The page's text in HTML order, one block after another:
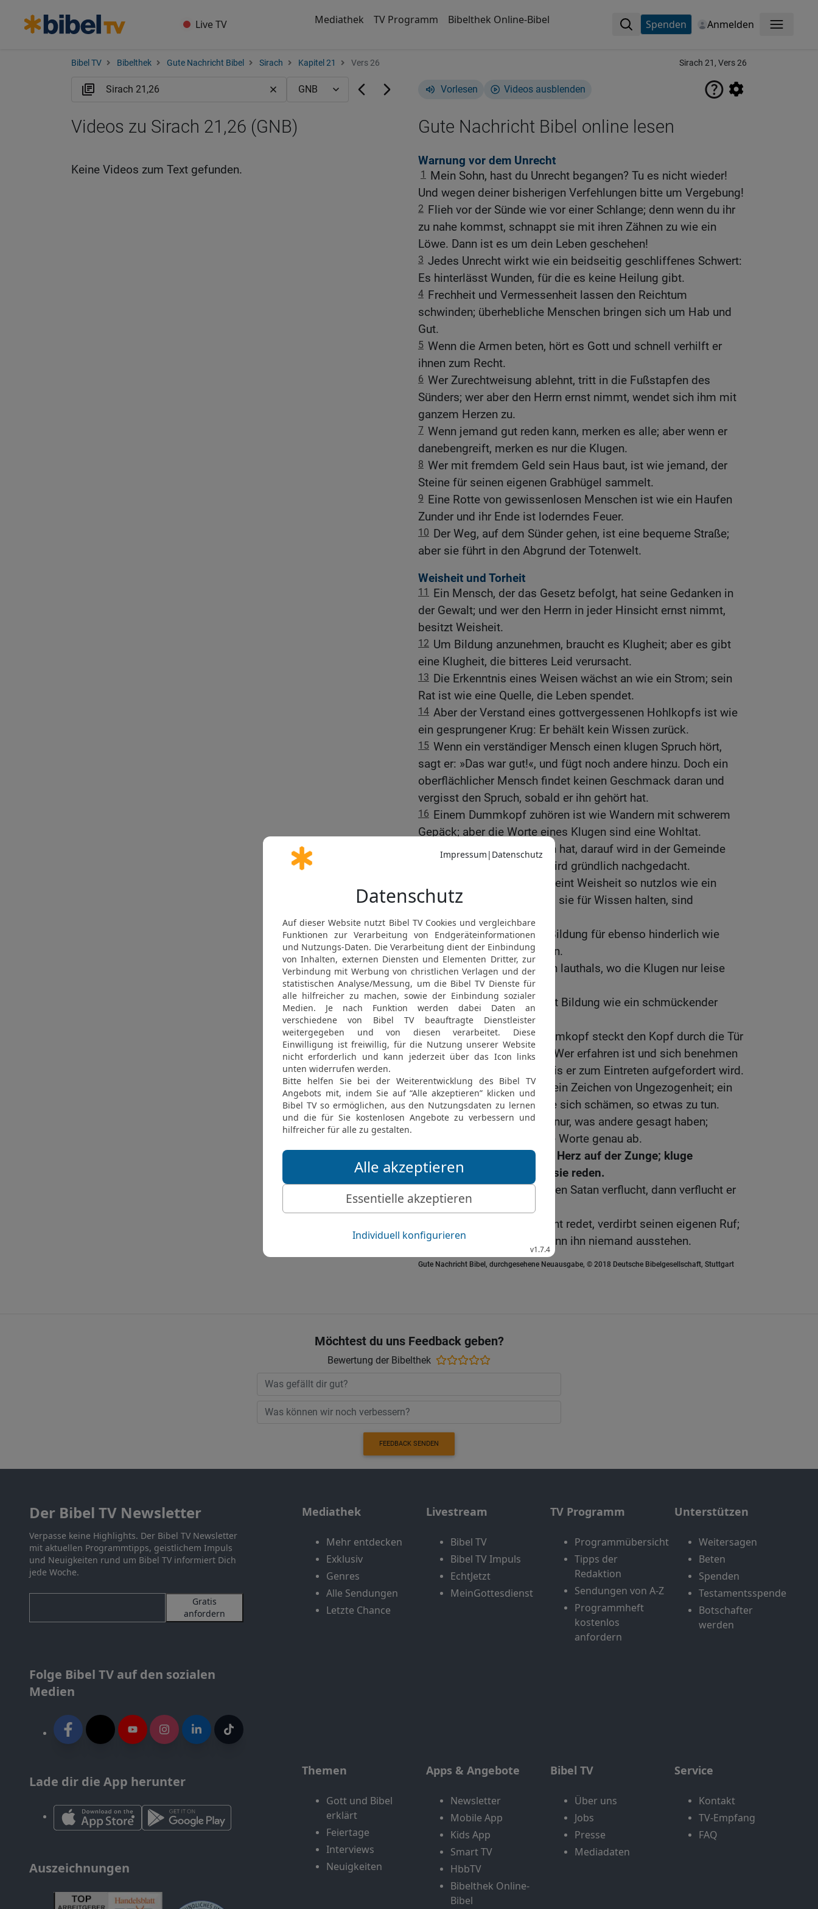
Live TV Mediathek TV Programm Bibelthek Online-Bibel Spenden Anmelden Menü
Bibel TV Bibelthek Gute Nachricht Bibel Sirach Kapitel 21 Vers 26 Sirach 21, Vers 26
Vorlesen Videos ausblenden
Gute Nachricht Bibel online lesen
Warnung vor dem Unrecht
1
Mein Sohn, hast du Unrecht begangen? Tu es nicht wieder!
Und wegen deiner bisherigen Verfehlungen bitte um Vergebung!
2 Flieh vor der Sünde wie vor einer Schlange; denn wenn du ihr
zu nahe kommst, schnappt sie mit ihren Zähnen zu wie ein
Löwe. Dann ist es um dein Leben geschehen!
3 Jedes Unrecht wirkt wie ein beidseitig geschliffenes Schwert:
Es hinterlässt Wunden, für die es keine Heilung gibt.
4 Frechheit und Vermessenheit lassen den Reichtum
schwinden; überhebliche Menschen bringen sich um Hab und
Gut.
5 Wenn die Armen beten, hört es Gott und schnell verhilft er
ihnen zum Recht.
6 Wer Zurechtweisung ablehnt, tritt in die Fußstapfen des
Sünders; wer aber den Herrn ernst nimmt, wendet sich ihm mit
ganzem Herzen zu.
7 Wenn jemand gut reden kann, merken es alle; aber wenn er
danebengreift, merken es nur die Klugen.
8 Wer mit fremdem Geld sein Haus baut, ist wie jemand, der
Steine für seinen eigenen Grabhügel sammelt.
9 Eine Rotte von gewissenlosen Menschen ist wie ein Haufen
Zunder und ihr Ende ist loderndes Feuer.
10 Der Weg, auf dem Sünder gehen, ist eine bequeme Straße;
aber sie führt in den Abgrund der Totenwelt.
Weisheit und Torheit
11
Ein Mensch, der das Gesetz befolgt, hat seine Gedanken in
der Gewalt; und wer den Herrn in jeder Hinsicht ernst nimmt,
besitzt Weisheit.
12 Um Bildung anzunehmen, braucht es Klugheit; aber es gibt
eine Klugheit, die bitteres Leid verursacht.
13 Die Erkenntnis eines Weisen wächst an wie ein Strom; sein
Rat ist wie eine Quelle, die Leben spendet.
14 Aber der Verstand eines gottvergessenen Hohlkopfs ist wie
ein gesprungener Krug: Er behält kein Wissen zurück.
15 Wenn ein verständiger Mensch einen klugen Spruch hört,
sagt er: »Das war gut!«, und fügt noch andere hinzu. Doch ein
oberflächlicher Mensch findet keinen Geschmack daran und
vergisst den Spruch, sobald er ihn gehört hat.
16 Einem Dummkopf zuhören ist wie Wandern mit schwerem
Gepäck; aber die Worte eines Klugen sind eine Wohltat.
Was der Kluge zu sagen hat, darauf wird in der Gemeinde
gehört; über seine Worte wird gründlich nachgedacht.
Den Unwissenden erscheint Weisheit so nutzlos wie ein
zerfallenes Haus; aber was sie für Wissen halten, sind
zusammenhanglose Sätze.
19
Der Unvernünftige hält Bildung für ebenso hinderlich wie
Handschellen und Fußeisen.
20 Die Unwissenden lachen lauthals, wo die Klugen nur leise
lächeln.
21 Für den Verständigen ist Bildung wie ein schmückender
goldener Armreif.
22-23
Ein unerzogener Dummkopf steckt den Kopf durch die Tür
und rennt gleich ins Haus. Wer erfahren ist und sich benehmen
kann, wartet bescheiden, bis er zum Eintreten aufgefordert wird.
24 An der Tür lauschen ist ein Zeichen von Ungezogenheit; ein
vernünftiger Mensch würde sich schämen, so etwas zu tun.
25 Schwätzer wiederholen nur, was andere gesagt haben;
erfahrene Leute wägen ihre Worte genau ab.
Dummköpfe haben das Herz auf der Zunge; kluge
Menschen denken, bevor sie reden.
Wenn ein Unheilstifter den Satan verflucht, dann verflucht er
sich selbst.
Wer über andere schlecht redet, verdirbt seinen eigenen Ruf;
in seiner Nachbarschaft kann ihn niemand ausstehen.
Gute Nachricht Bibel, durchgesehene Neuausgabe, © 2018 Deutsche Bibelgesellschaft, Stuttgart
Videos zu Sirach 21,26 (GNB)
Keine Videos zum Text gefunden.
Möchtest du uns Feedback geben?
Bewertung der Bibelthek
FEEDBACK SENDEN
Der Bibel TV Newsletter
Verpasse keine Highlights. Der Bibel TV Newsletter
mit aktuellen Programmtipps, geistlichem Impuls
und Neuigkeiten rund um Bibel TV informiert Dich
jede Woche.
Gratis
anfordern
Folge Bibel TV auf den sozialen
Medien
Lade dir die App herunter
Auszeichnungen
Mediathek
Mehr entdecken
Exklusiv
Genres
Alle Sendungen
Letzte Chance
Livestream
Bibel TV
Bibel TV Impuls
EchtJetzt
MeinGottesdienst
TV Programm
Programmübersicht
Tipps der
Redaktion
Sendungen von A-Z
Programmheft
kostenlos
anfordern
Unterstützen
Weitersagen
Beten
Spenden
Testamentsspende
Botschafter
werden
Themen
Gott und Bibel
erklärt
Feiertage
Interviews
Neuigkeiten
Apps & Angebote
Newsletter
Mobile App
Kids App
Smart TV
HbbTV
Bibelthek Online-
Bibel
Bibel TV
Über uns
Jobs
Presse
Mediadaten
Service
Kontakt
TV-Empfang
FAQ